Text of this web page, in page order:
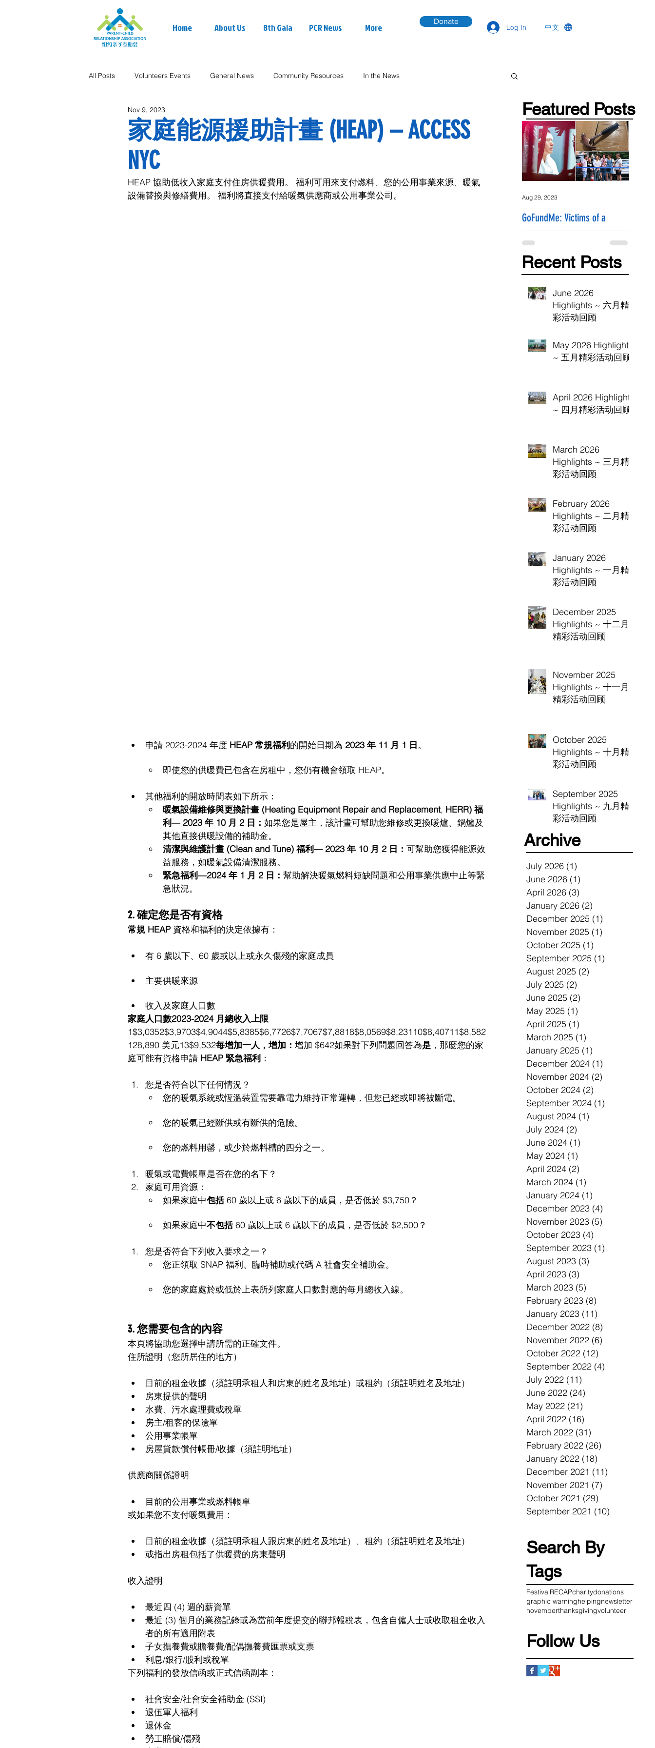
Home About Us 8th Gala PCR News More
Donate
Log In 中文
All Posts Volunteers Events General News Community Resources In the News
家庭能源援助計畫 (HEAP) – ACCESS
NYC
Nov 9, 2023
HEAP 協助低收入家庭支付住房供暖費用。 福利可用來支付燃料、您的公用事業來源、暖氣
設備替換與修繕費用。 福利將直接支付給暖氣供應商或公用事業公司。
申請 2023-2024 年度 HEAP 常規福利的開始日期為 2023 年 11 月 1 日。
即使您的供暖費已包含在房租中，您仍有機會領取 HEAP。
其他福利的開放時間表如下所示：
暖氣設備維修與更換計畫 (Heating Equipment Repair and Replacement, HERR) 福
利— 2023 年 10 月 2 日： 如果您是屋主，該計畫可幫助您維修或更換暖爐、鍋爐及
其他直接供暖設備的補助金。
清潔與維護計畫 (Clean and Tune) 福利— 2023 年 10 月 2 日： 可幫助您獲得能源效
益服務，如暖氣設備清潔服務。
緊急福利—2024 年 1 月 2 日： 幫助解決暖氣燃料短缺問題和公用事業供應中止等緊
急狀況。
2. 確定您是否有資格
常規 HEAP 資格和福利的決定依據有：
有 6 歲以下、60 歲或以上或永久傷殘的家庭成員
主要供暖來源
收入及家庭人口數
家庭人口數2023-2024 月總收入上限
1$3,0352$3,9703$4,9044$5,8385$6,7726$7,7067$7,8818$8,0569$8,23110$8,40711$8,582
128,890 美元13$9,532每增加一人，增加： 增加 $642如果對下列問題回答為是 ，那麼您的家
庭可能有資格申請 HEAP 緊急福利 ：
您是否符合以下任何情況？
您的暖氣系統或恆溫裝置需要靠電力維持正常運轉，但您已經或即將被斷電。
您的暖氣已經斷供或有斷供的危險。
您的燃料用罄，或少於燃料槽的四分之一。
暖氣或電費帳單是否在您的名下？
家庭可用資源：
如果家庭中包括 60 歲以上或 6 歲以下的成員，是否低於 $3,750？
如果家庭中不包括 60 歲以上或 6 歲以下的成員，是否低於 $2,500？
您是否符合下列收入要求之一？
您正領取 SNAP 福利、臨時補助或代碼 A 社會安全補助金。
您的家庭處於或低於上表所列家庭人口數對應的每月總收入線。
3. 您需要包含的內容
本頁將協助您選擇申請所需的正確文件。
住所證明（您所居住的地方）
目前的租金收據（須註明承租人和房東的姓名及地址）或租約（須註明姓名及地址）
房東提供的聲明
水費、污水處理費或稅單
房主/租客的保險單
公用事業帳單
房屋貸款償付帳冊/收據（須註明地址）
供應商關係證明
目前的公用事業或燃料帳單
或如果您不支付暖氣費用：
目前的租金收據（須註明承租人跟房東的姓名及地址）、租約（須註明姓名及地址）
或指出房租包括了供暖費的房東聲明
收入證明
最近四 (4) 週的薪資單
最近 (3) 個月的業務記錄或為當前年度提交的聯邦報稅表，包含自僱人士或收取租金收入
者的所有適用附表
子女撫養費或贍養費/配偶撫養費匯票或支票
利息/銀行/股利或稅單
下列福利的發放信函或正式信函副本：
社會安全/社會安全補助金 (SSI)
退伍軍人福利
退休金
勞工賠償/傷殘
Featured Posts
GoFundMe: Victims of a
Hammer Attack
Aug 29, 2023
Recent Posts
June 2026
Highlights ~ 六月精
彩活动回顾
May 2026 Highlights
~ 五月精彩活动回顾
April 2026 Highlights
~ 四月精彩活动回顾
March 2026
Highlights ~ 三月精
彩活动回顾
February 2026
Highlights ~ 二月精
彩活动回顾
January 2026
Highlights ~ 一月精
彩活动回顾
December 2025
Highlights ~ 十二月
精彩活动回顾
November 2025
Highlights ~ 十一月
精彩活动回顾
October 2025
Highlights ~ 十月精
彩活动回顾
September 2025
Highlights ~ 九月精
彩活动回顾
Archive
July 2026 (1)
June 2026 (1)
April 2026 (3)
January 2026 (2)
December 2025 (1)
November 2025 (1)
October 2025 (1)
September 2025 (1)
August 2025 (2)
July 2025 (2)
June 2025 (2)
May 2025 (1)
April 2025 (1)
March 2025 (1)
January 2025 (1)
December 2024 (1)
November 2024 (2)
October 2024 (2)
September 2024 (1)
August 2024 (1)
July 2024 (2)
June 2024 (1)
May 2024 (1)
April 2024 (2)
March 2024 (1)
January 2024 (1)
December 2023 (4)
November 2023 (5)
October 2023 (4)
September 2023 (1)
August 2023 (3)
April 2023 (3)
March 2023 (5)
February 2023 (8)
January 2023 (11)
December 2022 (8)
November 2022 (6)
October 2022 (12)
September 2022 (4)
July 2022 (11)
June 2022 (24)
May 2022 (21)
April 2022 (16)
March 2022 (31)
February 2022 (26)
January 2022 (18)
December 2021 (11)
November 2021 (7)
October 2021 (29)
September 2021 (10)
Search By
Tags
FestivalRECAPcharitydonations
graphic warninghelpingnewsletter
novemberthanksgivingvolunteer
Follow Us